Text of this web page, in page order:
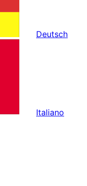
Deutsch
Italiano